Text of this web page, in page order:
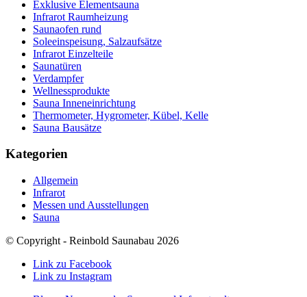
Exklusive Elementsauna
Infrarot Raumheizung
Saunaofen rund
Soleeinspeisung, Salzaufsätze
Infrarot Einzelteile
Saunatüren
Verdampfer
Wellnessprodukte
Sauna Inneneinrichtung
Thermometer, Hygrometer, Kübel, Kelle
Sauna Bausätze
Kategorien
Allgemein
Infrarot
Messen und Ausstellungen
Sauna
© Copyright - Reinbold Saunabau 2026
Link zu Facebook
Link zu Instagram